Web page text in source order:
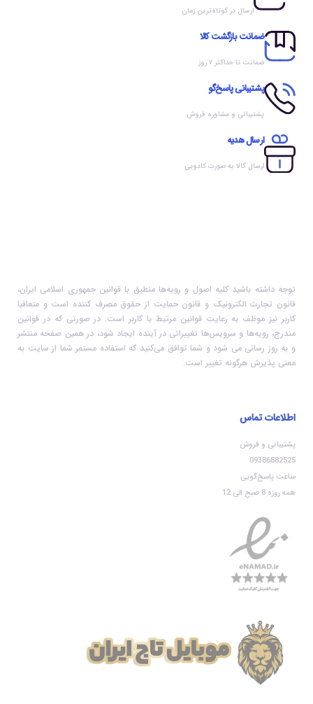
ارسال در کوتاه‌ترین زمان
ضمانت بازگشت کالا
ضمانت تا حداکثر ۷ روز
پشتیبانی پاسخ‌گو
پشتیبانی و مشاوره فروش
ارسال هدیه
ارسال کالا به صورت کادویی
توجه داشته باشید کلیه اصول و رویه‏‌ها منطبق با قوانین جمهوری اسلامی ایران،
قانون تجارت الکترونیک و قانون حمایت از حقوق مصرف کننده است و متعاقبا
کاربر نیز موظف به رعایت قوانین مرتبط با کاربر است. در صورتی که در قوانین
مندرج، رویه‏‌ها و سرویس‏‌ها تغییراتی در آینده ایجاد شود، در همین صفحه منتشر
و به روز رسانی می شود و شما توافق می‏‌کنید که استفاده مستمر شما از سایت به
معنی پذیرش هرگونه تغییر است.
اطلاعات تماس
پشتیبانی و فروش
09386882525
ساعت پاسخ‌گویی
همه روزه 8 صبح الی 12